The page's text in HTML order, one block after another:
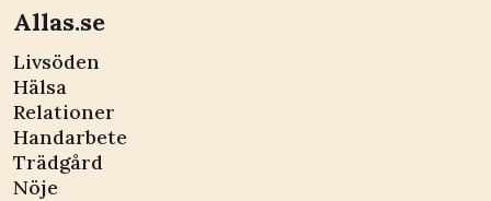
Allas.se
Livsöden
Hälsa
Relationer
Handarbete
Trädgård
Nöje